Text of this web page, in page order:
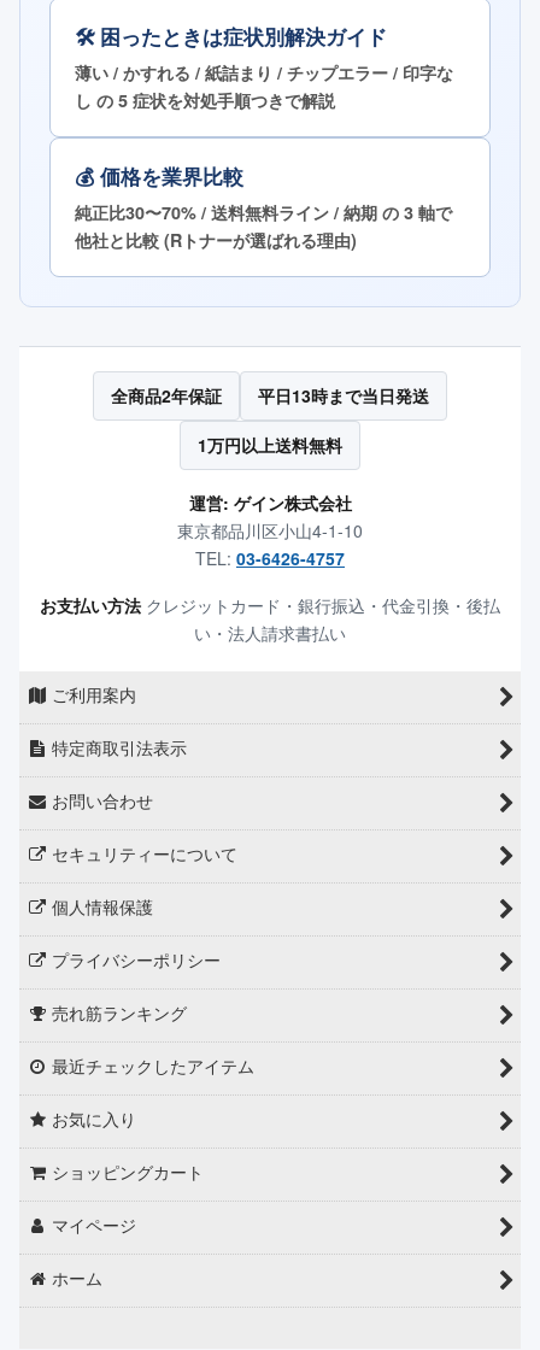
🛠 困ったときは症状別解決ガイド
薄い / かすれる / 紙詰まり / チップエラー / 印字な
し の 5 症状を対処手順つきで解説
💰 価格を業界比較
純正比30〜70% / 送料無料ライン / 納期 の 3 軸で
他社と比較 (Rトナーが選ばれる理由)
全商品2年保証 平日13時まで当日発送
1万円以上送料無料
運営: ゲイン株式会社
東京都品川区小山4-1-10
TEL: 03-6426-4757
お支払い方法 クレジットカード・銀行振込・代金引換・後払
い・法人請求書払い
ご利用案内
特定商取引法表示
お問い合わせ
セキュリティーについて
個人情報保護
プライバシーポリシー
売れ筋ランキング
最近チェックしたアイテム
お気に入り
ショッピングカート
マイページ
ホーム